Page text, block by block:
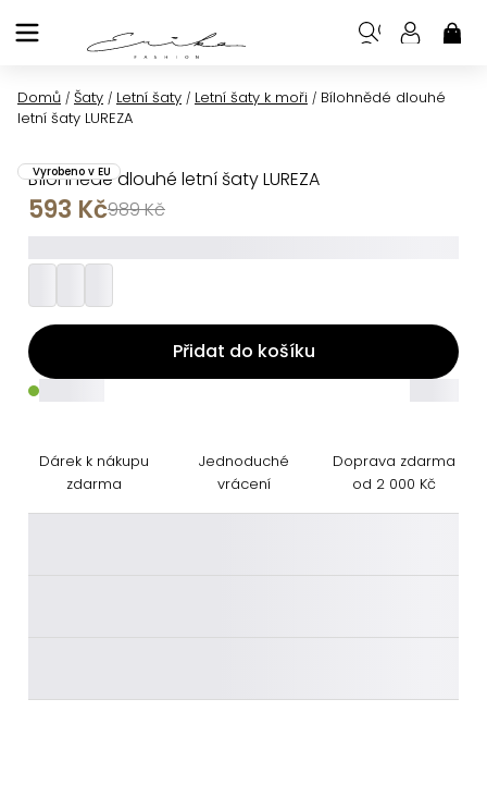
na
Domů / Šaty / Letní šaty / Letní šaty k moři / Bílohnědé dlouhé
letní šaty LUREZA
Bílohnědé dlouhé letní šaty LUREZA
Vyrobeno v EU
989 Kč
593 Kč
Přidat do košíku
Dárek k nákupu
zdarma
Jednoduché
vrácení
Doprava zdarma
od 2 000 Kč